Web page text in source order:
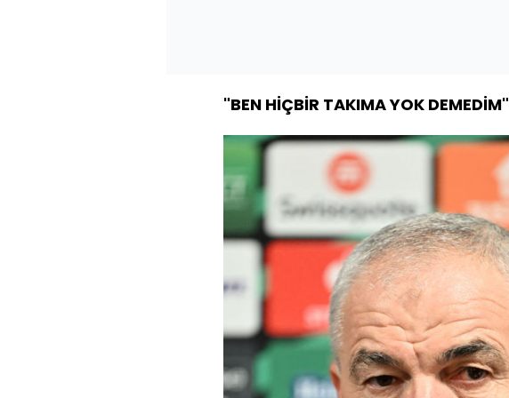
"BEN HİÇBİR TAKIMA YOK DEMEDİM"